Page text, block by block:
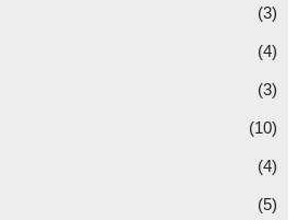
(3)
(4)
(3)
(10)
(4)
(5)